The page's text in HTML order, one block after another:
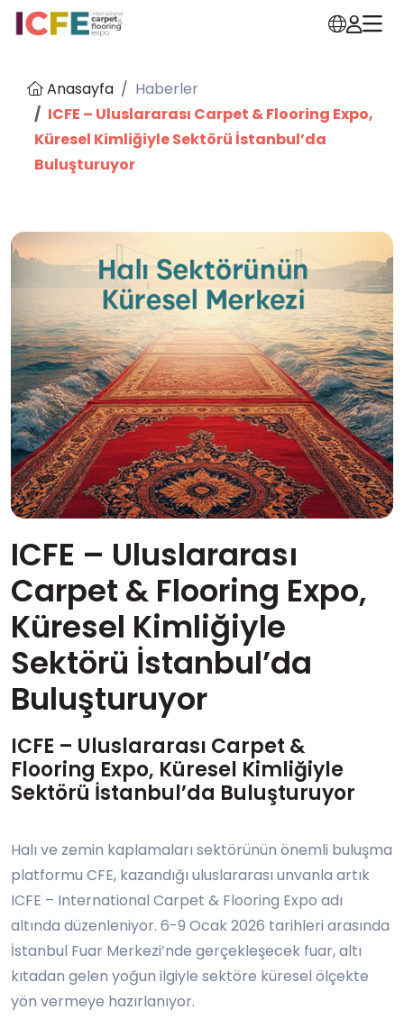
Anasayfa
Haberler
ICFE – Uluslararası Carpet & Flooring Expo,
Küresel Kimliğiyle Sektörü İstanbul’da
Buluşturuyor
ICFE – Uluslararası
Carpet & Flooring Expo,
Küresel Kimliğiyle
Sektörü İstanbul’da
Buluşturuyor
ICFE – Uluslararası Carpet &
Flooring Expo, Küresel Kimliğiyle
Sektörü İstanbul’da Buluşturuyor
Halı ve zemin kaplamaları sektörünün önemli buluşma
platformu CFE, kazandığı uluslararası unvanla artık
ICFE – International Carpet & Flooring Expo adı
altında düzenleniyor. 6-9 Ocak 2026 tarihleri arasında
İstanbul Fuar Merkezi’nde gerçekleşecek fuar, altı
kıtadan gelen yoğun ilgiyle sektöre küresel ölçekte
yön vermeye hazırlanıyor.